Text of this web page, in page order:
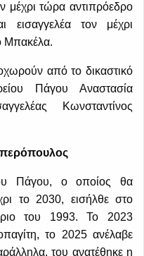
μέχρι τώρα αντιπρόεδρο
εισαγγελέα τον μέχρι
Μπακέλα.
από το δικαστικό
Πάγου Αναστασία
Κωνσταντίνος
Πάγου, ο οποίος θα
το 2030, εισήλθε στο
του 1993. Το 2023
το 2025 ανέλαβε
του ανατέθηκε η